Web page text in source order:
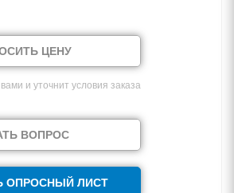
ЦЕНУ
и уточнит условия заказа
ВОПРОС
ОПРОСНЫЙ ЛИСТ